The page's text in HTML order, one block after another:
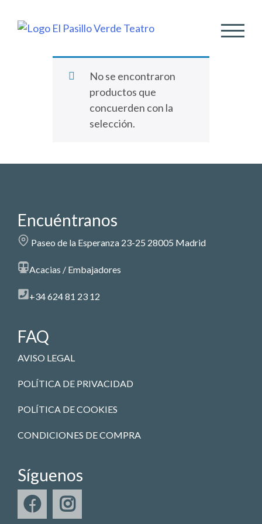
No se encontraron
productos que
concuerden con la
selección.
Encuéntranos
Paseo de la Esperanza 23-25 28005 Madrid
Acacias / Embajadores
+34 624 81 23 12
FAQ
AVISO LEGAL
POLÍTICA DE PRIVACIDAD
POLÍTICA DE COOKIES
CONDICIONES DE COMPRA
Síguenos